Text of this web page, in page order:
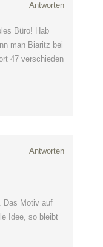
Antworten
Büro! Hab
man Biaritz bei
47 verschieden
Antworten
Das Motiv auf
Idee, so bleibt